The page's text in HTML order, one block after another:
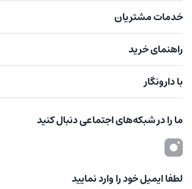
خدمات مشتریان
راهنمای خرید
با دارونگار
ما را در شبکه‌های اجتماعی دنبال کنید
لطفا ایمیل خود را وارد نمایید